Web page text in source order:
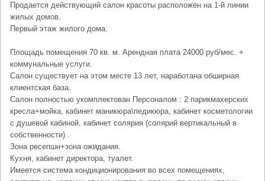
Продается действующий салон красоты расположен на 1-й линии
жилых домов.
Первый этаж жилого дома.
Площадь помещения 70 кв. м. Арендная плата 24000 руб/мес. +
коммунальные услуги.
Салон существует на этом месте 13 лет, наработана обширная
клиентская база.
Салон полностью укомплектован Персоналом : 2 парикмахерских
кресла+мойка, кабинет маникюра\педикюра, кабинет косметологии
с душевой кабиной, кабинет солярия (солярий вертикальный в
собственности) .
Зона ресепшн+зона ожидания.
Кухня, кабинет директора, туалет.
Имеется система кондиционирования во всех помещениях,